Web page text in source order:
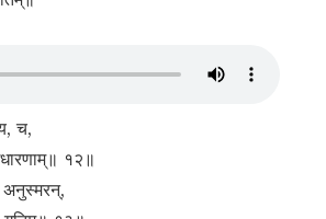
च,
१२॥
अनुस्मरन्,